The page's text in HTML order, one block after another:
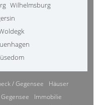
Wilhelmsburg
/ Gegensee
Häuser
Immobilie